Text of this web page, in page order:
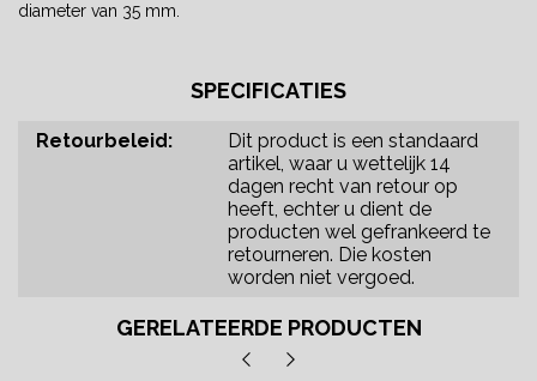
diameter van 35 mm.
SPECIFICATIES
Retourbeleid:
Dit product is een standaard
artikel, waar u wettelijk 14
dagen recht van retour op
heeft, echter u dient de
producten wel gefrankeerd te
retourneren. Die kosten
worden niet vergoed.
GERELATEERDE PRODUCTEN